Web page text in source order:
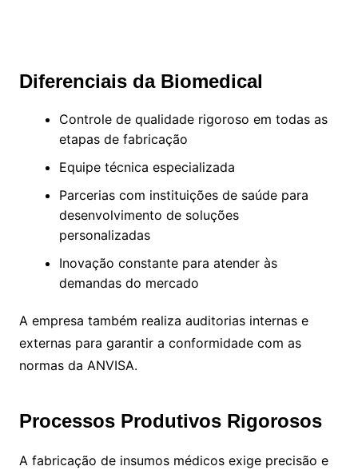
Diferenciais da Biomedical
Controle de qualidade rigoroso em todas as
etapas de fabricação
Equipe técnica especializada
Parcerias com instituições de saúde para
desenvolvimento de soluções
personalizadas
Inovação constante para atender às
demandas do mercado
A empresa também realiza auditorias internas e
externas para garantir a conformidade com as
normas da ANVISA.
Processos Produtivos Rigorosos
A fabricação de insumos médicos exige precisão e